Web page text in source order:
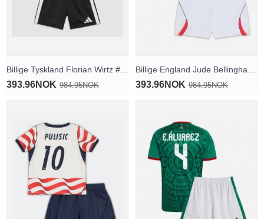
393.96NOK 984.95NOK 393.96NOK 984.95NOK